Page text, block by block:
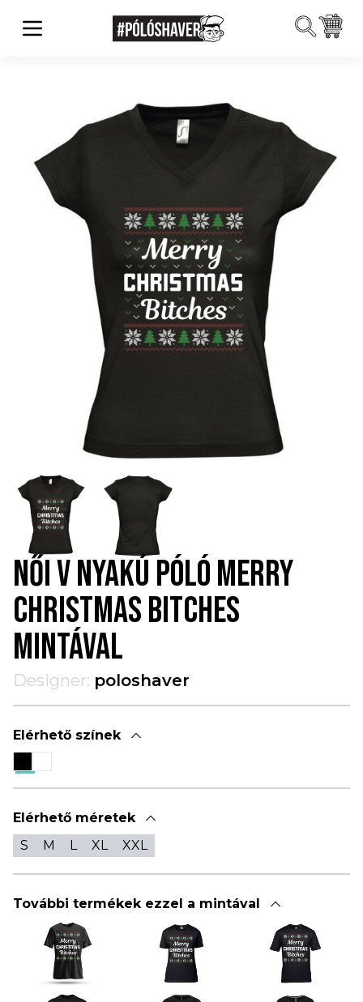
NŐI V NYAKÚ PÓLÓ MERRY
CHRISTMAS BITCHES
MINTÁVAL
Designer: poloshaver
Elérhető színek
Elérhető méretek
S
M L XL XXL
További termékek ezzel a mintával